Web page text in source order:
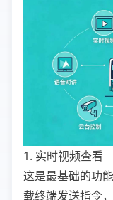
1. 实时视频查看
这是最基础的功
载终端发送指令